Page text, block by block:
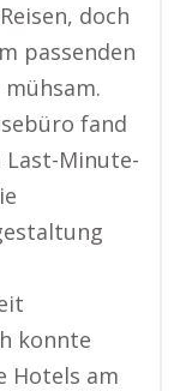
doch
passenden
fand
Minute-
konnte
Hotels am